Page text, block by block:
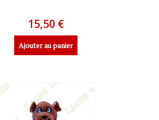
15,50 €
Ajouter au panier